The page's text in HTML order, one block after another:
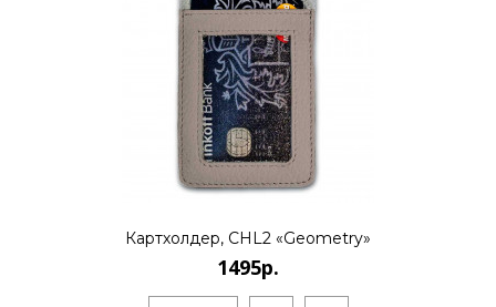
Картхолдер, CHL2 «Geometry»
1495р.